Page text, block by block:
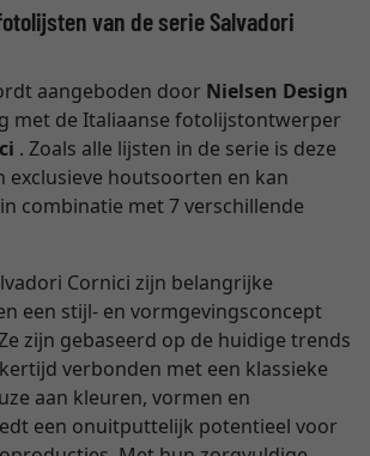
van de serie Salvadori
aangeboden door Nielsen Design
met de Italiaanse fotolijstontwerper
. Zoals alle lijsten in de serie is deze
exclusieve houtsoorten en kan
combinatie met 7 verschillende
Cornici zijn belangrijke
een stijl- en vormgevingsconcept
zijn gebaseerd op de huidige trends
verbonden met een klassieke
aan kleuren, vormen en
een onuitputtelijk potentieel voor